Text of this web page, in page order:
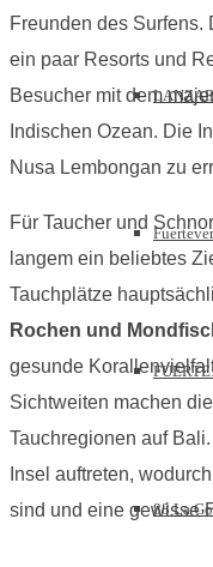
88 La
Freunden des
ein paar Resorts und
Besucher mit dem
Indischen Ozean. Die
Nusa Lembongan zu
Für Taucher und
langem ein beliebtes
Tauchplätze
Rochen und
gesunde
Sichtweiten machen
Tauchregionen auf
Insel auftreten,
sind und eine gewisse